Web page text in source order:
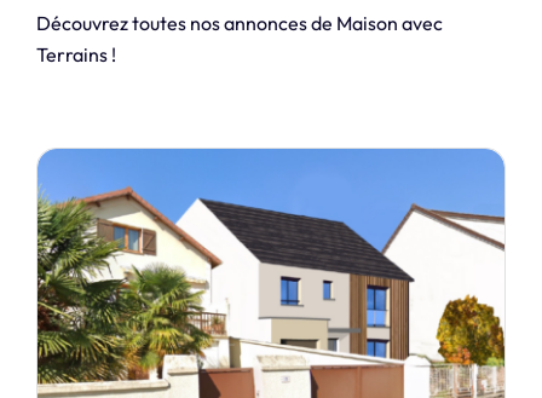
Découvrez toutes nos annonces de Maison avec
Terrains !